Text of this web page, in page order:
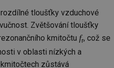
tloušťky vzduchové
Zvětšování tloušťky
kmitočtu fr, což se
v oblasti nízkých a
zůstává